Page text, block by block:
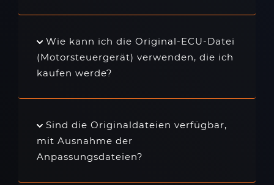
Wie kann ich die Original-ECU-Datei
(Motorsteuergerät) verwenden, die ich
kaufen werde?
Sind die Originaldateien verfügbar,
mit Ausnahme der
Anpassungsdateien?